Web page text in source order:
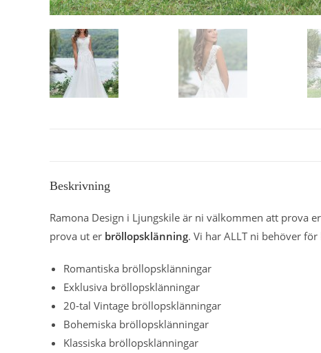
Beskrivning
Ramona Design i Ljungskile är ni välkommen att prova
prova ut er bröllopsklänning. Vi har ALLT ni behöver
Romantiska bröllopsklänningar
Exklusiva bröllopsklänningar
20-tal Vintage bröllopsklänningar
Bohemiska bröllopsklänningar
Klassiska bröllopsklänningar